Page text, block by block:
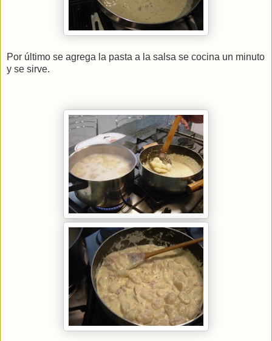
Por último se agrega la pasta a la salsa se cocina un minuto
y se sirve.